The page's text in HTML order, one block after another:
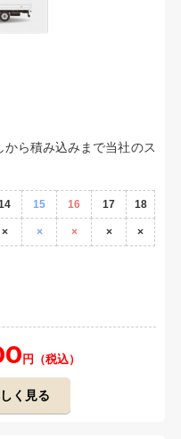
ら積み込みまで当社のス
15 16 17 18
× × × × ×
円（税込）
く見る